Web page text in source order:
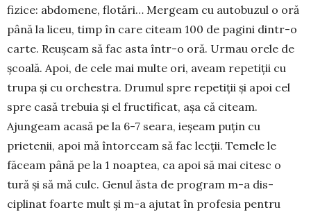
fizice: ab­­do­mene, flo­tări… Mer­geam cu au­to­buzul o oră
până la liceu, timp în care citeam 100 de pagini dintr-o
carte. Reușeam să fac asta într-o oră. Ur­mau orele de
școală. Apoi, de cele mai multe ori, aveam re­pe­tiții cu
trupa și cu or­chestra. Drumul spre repetiții și apoi cel
spre casă trebuia și el fructificat, așa că citeam.
Ajungeam acasă pe la 6-7 seara, ieșeam puțin cu
prietenii, apoi mă întorceam să fac lecții. Temele le
făceam până pe la 1 noaptea, ca apoi să mai citesc o
tură și să mă culc. Genul ăsta de program m-a dis­
ciplinat foarte mult și m-a ajutat în profesia pentru